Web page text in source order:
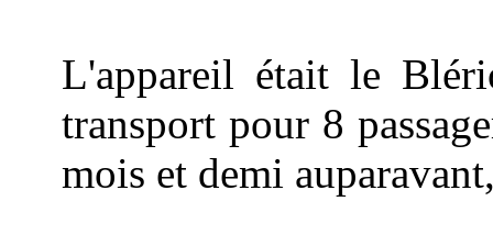
L'appareil était le
transport pour 8
mois et demi